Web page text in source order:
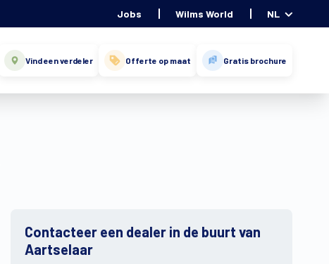
Jobs Wilms World NL
Vind een verdeler Offerte op maat Gratis brochure
Contacteer een dealer in de buurt van
Aartselaar